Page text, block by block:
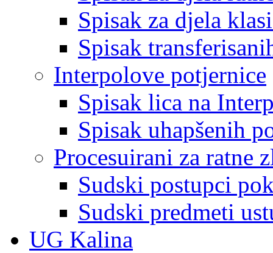
Spisak za djela
Spisak
Interpolove potjernice
Spisak lica na
Spisak uhapšenih
Procesuirani za ratne
Sudski postupci
Sudski predmeti
UG Kalina